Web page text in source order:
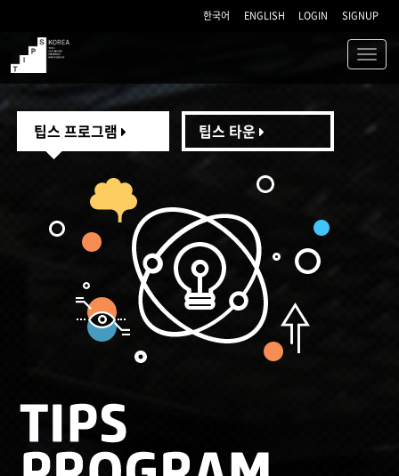
한국어 ENGLISH LOGIN SIGNUP
TIPS
팁스 프로그램 팁스 타운